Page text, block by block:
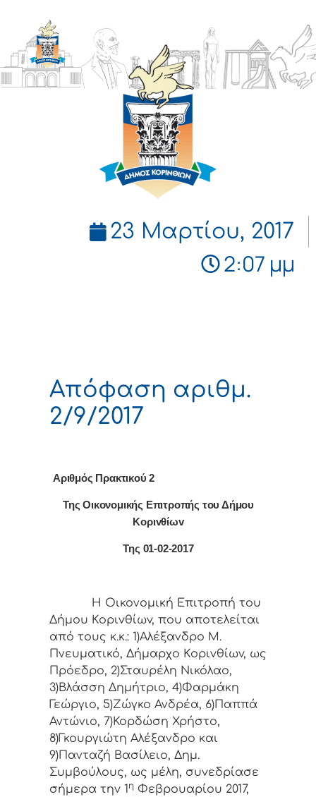
ΔΗΜΟΣ
ΚΟΡΙΝΘΙΩΝ
23 Μαρτίου, 2017
2:07 μμ
Απόφαση αριθμ.
2/9/2017
Αριθμός Πρακτικού 2
Της Οικονομικής Επιτρoπής τoυ Δήμoυ
Κoριvθίωv
Της 01-02-2017
Η Οικονομική Επιτρoπή τoυ
Δήμoυ Κoριvθίωv, πoυ απoτελείται
από τoυς κ.κ.: 1)Αλέξανδρο Μ.
Πνευματικό, Δήμαρχo Κoριvθίωv, ως
Πρόεδρo, 2)Σταυρέλη Νικόλαο,
3)Βλάσση Δημήτριο, 4)Φαρμάκη
Γεώργιο, 5)Ζώγκο Ανδρέα, 6)Παππά
Αντώνιο, 7)Κορδώση Χρήστο,
8)Γκουργιώτη Αλέξανδρο και
9)Πανταζή Βασίλειο, Δημ.
Συμβoύλoυς, ως μέλη, συvεδρίασε
σήμερα τηv 1 η Φεβρουαρίου 2017,